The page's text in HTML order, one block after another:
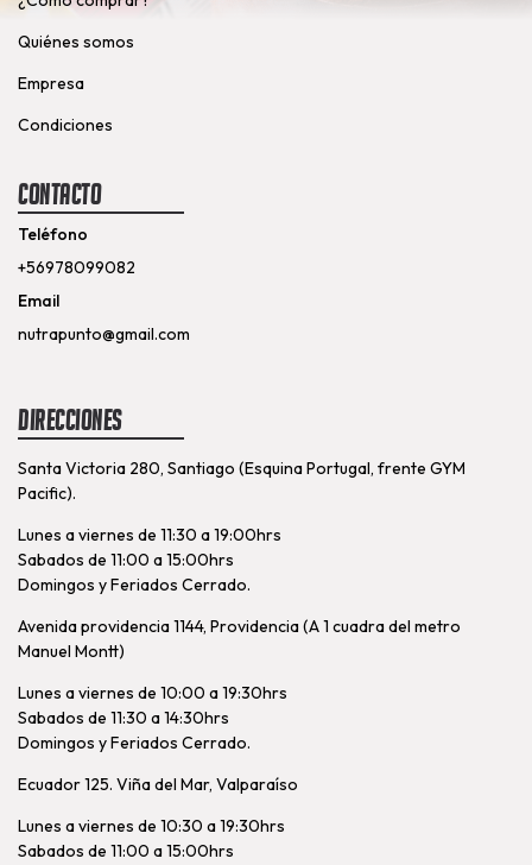
Quiénes somos
Empresa
Condiciones
Contacto
Teléfono
+56978099082
Email
nutrapunto@gmail.com
Direcciones
Santa Victoria 280, Santiago (Esquina Portugal, frente GYM
Pacific).
Lunes a viernes de 11:30 a 19:00hrs
Sabados de 11:00 a 15:00hrs
Domingos y Feriados Cerrado.
Avenida providencia 1144, Providencia (A 1 cuadra del metro
Manuel Montt)
Lunes a viernes de 10:00 a 19:30hrs
Sabados de 11:30 a 14:30hrs
Domingos y Feriados Cerrado.
Ecuador 125. Viña del Mar, Valparaíso
Lunes a viernes de 10:30 a 19:30hrs
Sabados de 11:00 a 15:00hrs